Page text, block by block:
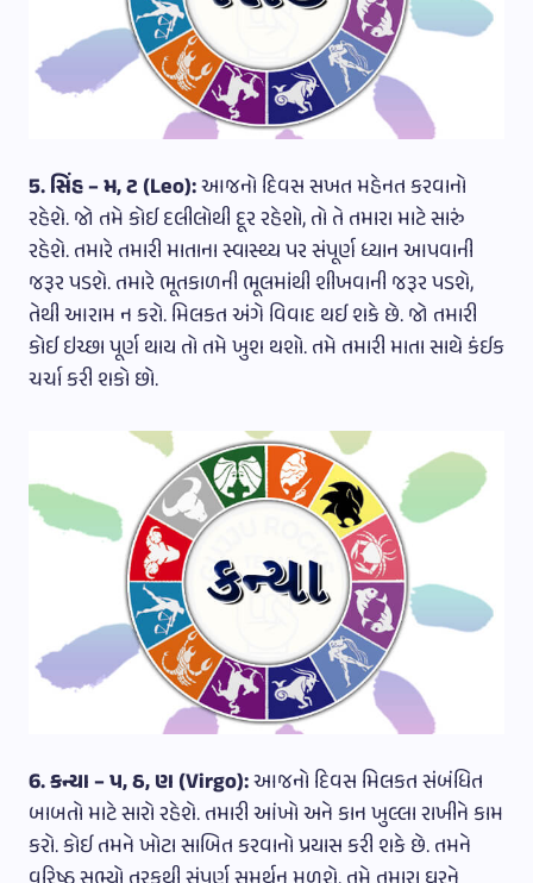
5. સિંહ – મ, ટ (Leo):આજનો દિવસ સખત મહેનત કરવાનો
રહેશે. જો તમે કોઈ દલીલોથી દૂર રહેશો, તો તે તમારા માટે સારું
રહેશે. તમારે તમારી માતાના સ્વાસ્થ્ય પર સંપૂર્ણ ધ્યાન આપવાની
જરૂર પડશે. તમારે ભૂતકાળની ભૂલમાંથી શીખવાની જરૂર પડશે,
તેથી આરામ ન કરો. મિલકત અંગે વિવાદ થઈ શકે છે. જો તમારી
કોઈ ઇચ્છા પૂર્ણ થાય તો તમે ખુશ થશો. તમે તમારી માતા સાથે કંઈક
ચર્ચા કરી શકો છો.
6. કન્યા – પ, ઠ, ણ (Virgo):આજનો દિવસ મિલકત સંબંધિત
બાબતો માટે સારો રહેશે. તમારી આંખો અને કાન ખુલ્લા રાખીને કામ
કરો. કોઈ તમને ખોટા સાબિત કરવાનો પ્રયાસ કરી શકે છે. તમને